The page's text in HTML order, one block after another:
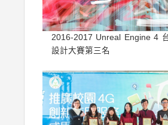
2016-2017 Unreal Engine 4
設計大賽第三名